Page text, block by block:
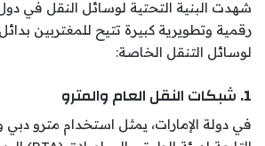
شهدت البنية التحتية لوسائل النقل في
رقمية وتطويرية كبيرة تتيح للمغتربين
لوسائل التنقل الخاصة:
1. شبكات النقل العام والمترو
في دولة الإمارات، يمثل استخدام مترو دبي